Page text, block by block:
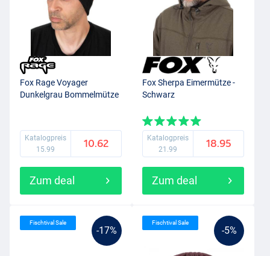
Fox Rage Voyager
Dunkelgrau Bommelmütze
Katalogpreis
15.99
10.62
Zum deal
Fox Sherpa Eimermütze -
Schwarz
Katalogpreis
21.99
18.95
Zum deal
-17%
Fischtival Sale
-5%
Fischtival Sale